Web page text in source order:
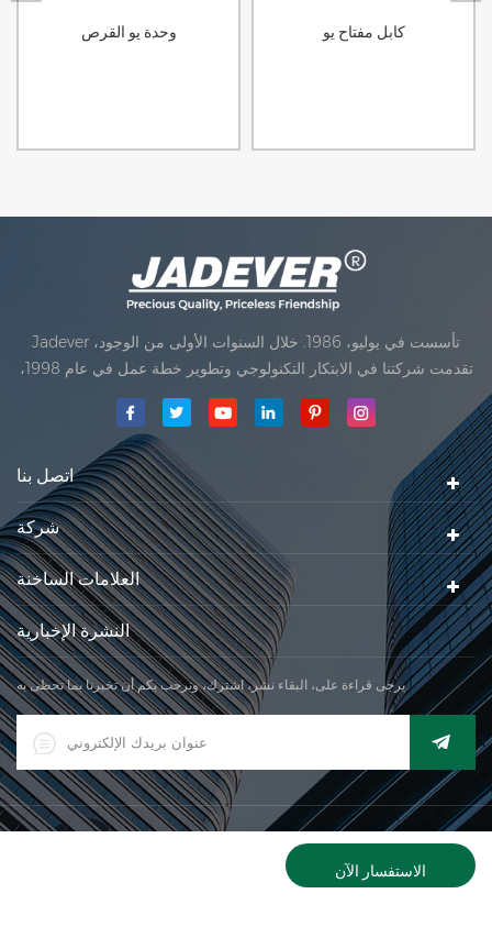
الاستفسار الآن
وحدة يو القرص كابل مفتاح يو
Jadever تأسست في يوليو، 1986. خلال السنوات الأولى من الوجود،
تقدمت شركتنا في الابتكار التكنولوجي وتطوير خطة عمل في عام 1998،
حققت شركتنا هدف الجودة الرئيسية، متى تلقت أول منتجاتنا موافقة من
مقياس المحدودةكان تأسيس تقع من
اتصل بنا
شركة
العلامات الساخنة
النشرة الإخبارية
يرجى قراءة على، البقاء نشر، اشترك، ونرحب بكم أن تخبرنا بما تحظى به.
© 2026 Xiamen Jadever Scale Co., Ltd. كل الحقوق محفوظة. | XML
دعم شبكة IPv6
اتصل